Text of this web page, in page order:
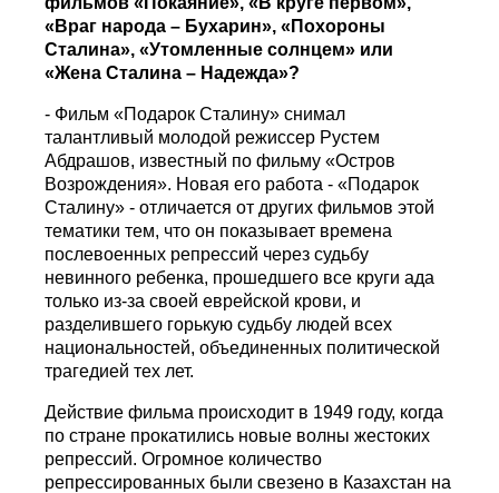
«Враг народа – Бухарин», «Похороны
Сталина», «Утомленные солнцем» или
«Жена Сталина – Надежда»?
- Фильм «Подарок Сталину» снимал
талантливый молодой режиссер Рустем
Абдрашов, известный по фильму «Остров
Возрождения». Новая его работа - «Подарок
Сталину» - отличается от других фильмов этой
тематики тем, что он показывает времена
послевоенных репрессий через судьбу
невинного ребенка, прошедшего все круги ада
только из-за своей еврейской крови, и
разделившего горькую судьбу людей всех
национальностей, объединенных политической
трагедией тех лет.
Действие фильма происходит в 1949 году, когда
по стране прокатились новые волны жестоких
репрессий. Огромное количество
репрессированных были свезено в Казахстан на